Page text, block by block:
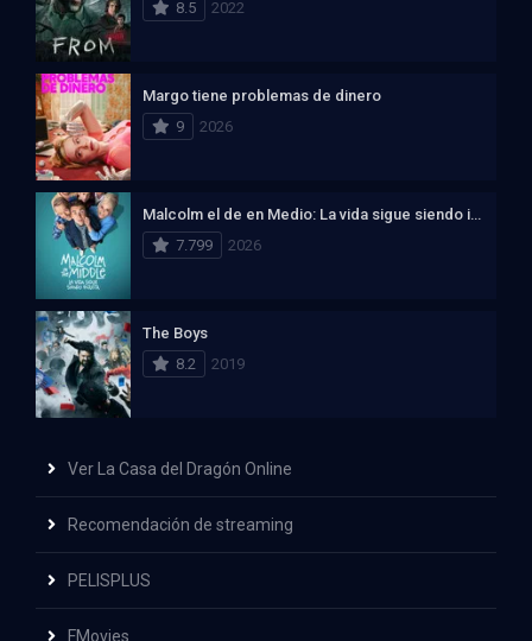
8.5
2022
Margo tiene problemas de dinero
9
2026
7.799
2026
The Boys
8.2
2019
Ver La Casa del Dragón Online
Recomendación de streaming
PELISPLUS
FMovies